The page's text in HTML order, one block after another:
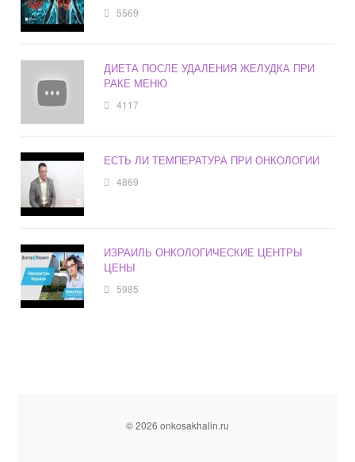
5569
ДИЕТА ПОСЛЕ УДАЛЕНИЯ ЖЕЛУДКА ПРИ
РАКЕ МЕНЮ
4117
ЕСТЬ ЛИ ТЕМПЕРАТУРА ПРИ ОНКОЛОГИИ
4869
ИЗРАИЛЬ ОНКОЛОГИЧЕСКИЕ ЦЕНТРЫ
ЦЕНЫ
5985
© 2026 onkosakhalin.ru